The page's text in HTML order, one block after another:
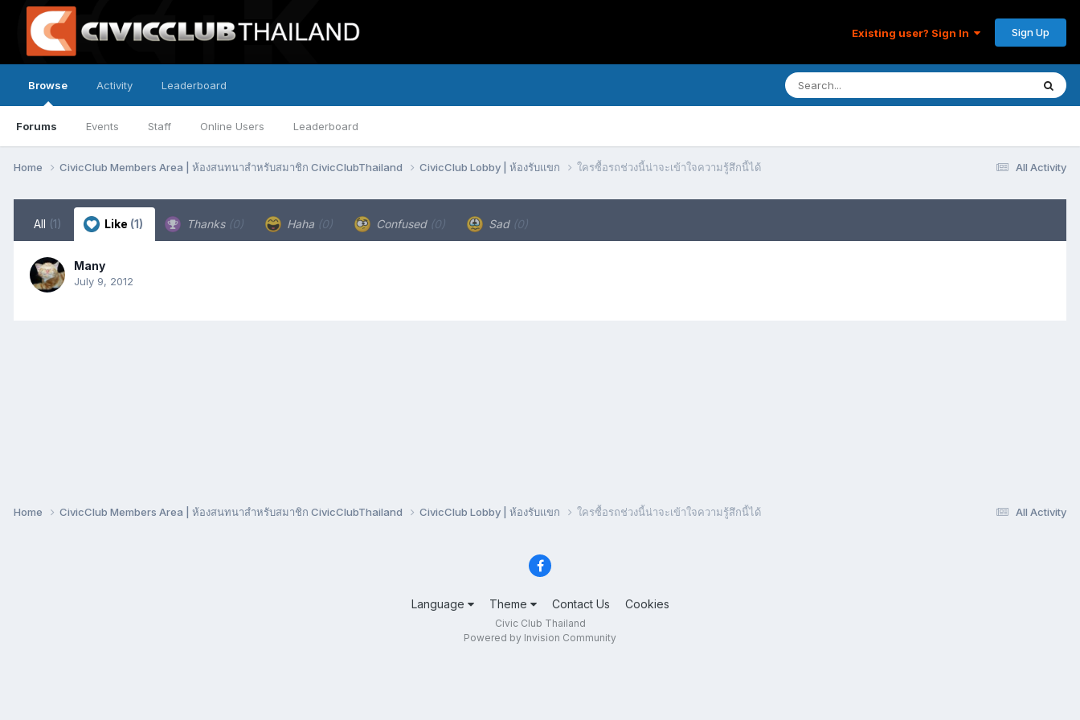
Existing user? Sign In Sign Up
Browse
Forums Events Staff Online Users Leaderboard
Activity Leaderboard
All Activity
Home CivicClub Members Area | ห้องสนทนาสำหรับสมาชิก CivicClubThailand CivicClub Lobby | ห้องรับแขก ใครซื้อรถช่วงนี้น่าจะเข้าใจความรู้สึกนี้ได้
All (1) Like (1) Thanks (0) Haha (0) Confused (0) Sad (0)
Many
July 9, 2012
All Activity
Home CivicClub Members Area | ห้องสนทนาสำหรับสมาชิก CivicClubThailand CivicClub Lobby | ห้องรับแขก ใครซื้อรถช่วงนี้น่าจะเข้าใจความรู้สึกนี้ได้
Language Theme Contact Us Cookies
Civic Club Thailand
Powered by Invision Community